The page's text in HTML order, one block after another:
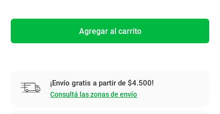
Agregar al carrito
¡Envío gratis a partir de $4.500!
Consultá las zonas de envío